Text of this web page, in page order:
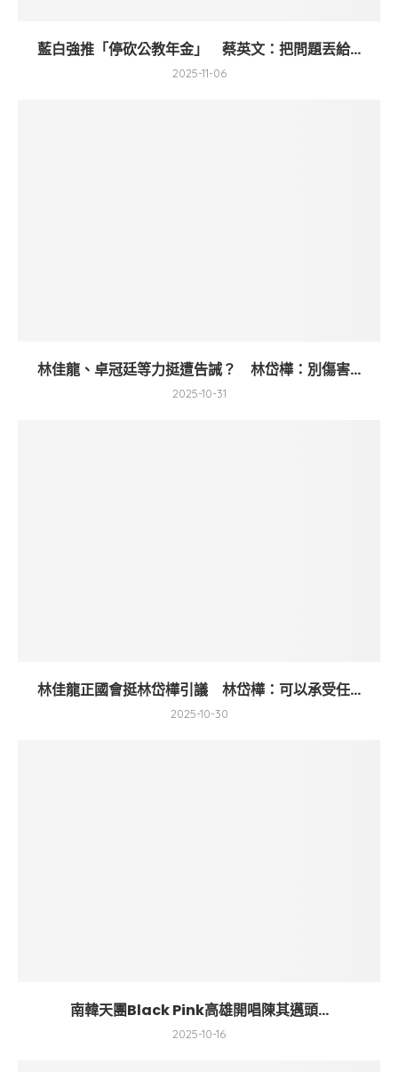
藍白強推「停砍公教年金」 蔡英文：把問題丟給...
2025-11-06
林佳龍、卓冠廷等力挺遭告誡？ 林岱樺：別傷害...
2025-10-31
林佳龍正國會挺林岱樺引議 林岱樺：可以承受任...
2025-10-30
南韓天團Black Pink高雄開唱陳其邁頭...
2025-10-16